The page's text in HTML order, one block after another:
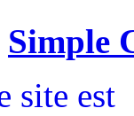
Simple